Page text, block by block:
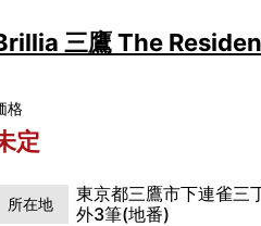
三鷹 The
格
定
所在地
東京都三鷹市下連雀三
外3筆(地番)